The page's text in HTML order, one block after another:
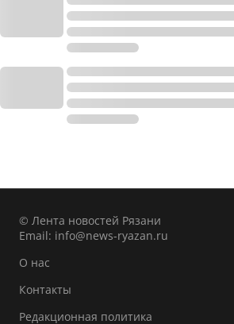
© Лента новостей Рязани
Email: info@news-ryazan.ru
О нас
Контакты
Редакционная политика